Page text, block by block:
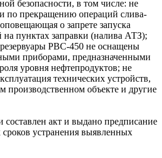
безопасности, в том числе: не
по прекращению операций слива-
о запрете запуска
на пунктах заправки (налива АТЗ);
PBC-450 не оснащены
приборами, предназначенными
уровня нефтепродуктов; не
технических устройств,
производственном объекте и другие
составлен акт и выдано предписание
устранения выявленных